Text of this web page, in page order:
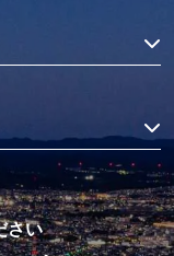
さい